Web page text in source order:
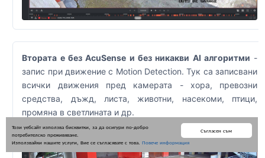
Съгласен съм
Този уебсайт използва бисквитки, за да осигури по-добро
потребителско преживяване.
Използвайки нашите услуги, Вие се съгласявате с това. Повече информация
Втората е без AcuSense и без никакви AI алгоритми -
запис при движение с Motion Detection. Тук са записвани
всички движения пред камерата - хора, превозни
средства, дъжд, листа, животни, насекоми, птици,
промяна в светлината и др.